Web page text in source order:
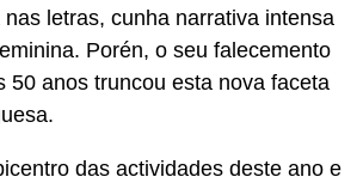
letras, cunha narrativa intensa
Porén, o seu falecemento
50 anos truncou esta nova faceta
das actividades deste ano e